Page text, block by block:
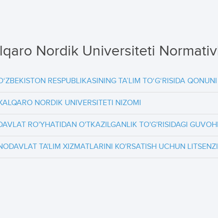
Nordik Universiteti
RESPUBLIKASINING TA’LIM TO‘G‘RISIDA QONUNI
NORDIK UNIVERSITETI NIZOMI
RO'YHATIDAN O'TKAZILGANLIK TO'G'RISIDAGI
TA'LIM XIZMATLARINI KO'RSATISH UCHUN